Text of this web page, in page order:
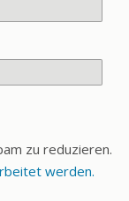
zu reduzieren.
werden.